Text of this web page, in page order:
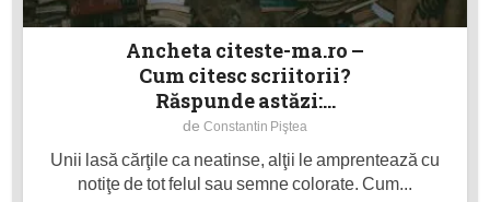
Ancheta citeste-ma.ro –
Cum citesc scriitorii?
Răspunde astăzi:...
de Constantin Piştea
Unii lasă cărţile ca neatinse, alţii le amprentează cu
notiţe de tot felul sau semne colorate. Cum...